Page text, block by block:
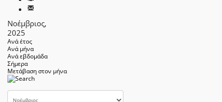
Νοέμβριος,
2025
Ανά έτος
Ανά μήνα
Ανά εβδομάδα
Σήμερα
Μετάβαση στον μήνα